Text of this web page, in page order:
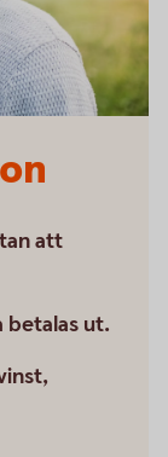
att
betalas ut.